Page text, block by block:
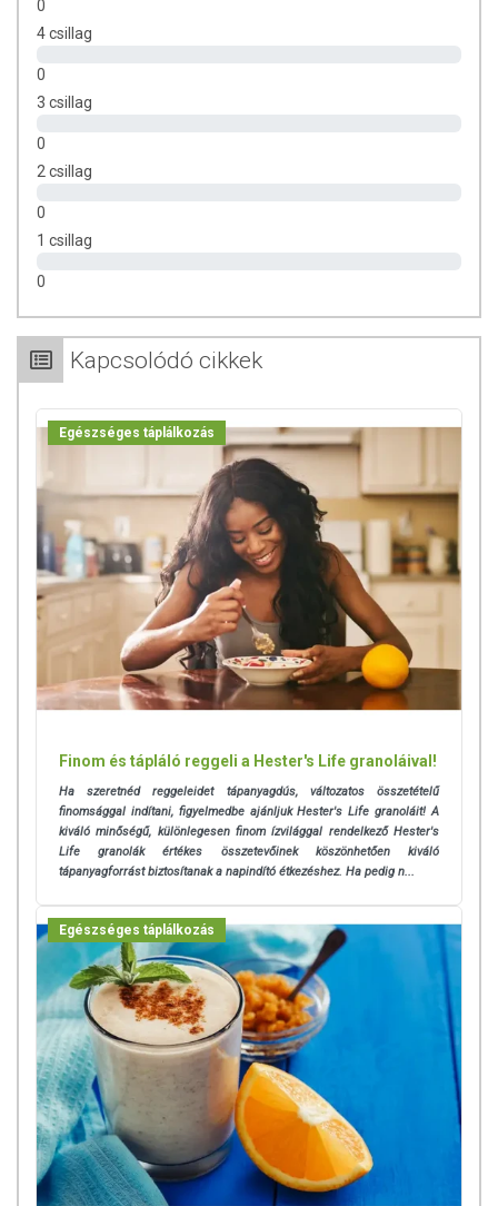
0
4 csillag
0
3 csillag
0
2 csillag
0
1 csillag
0
Kapcsolódó cikkek
Egészséges táplálkozás
Finom és tápláló reggeli a Hester's Life granoláival!
Ha szeretnéd reggeleidet tápanyagdús, változatos összetételű
finomsággal indítani, figyelmedbe ajánljuk Hester's Life granoláit! A
kiváló minőségű, különlegesen finom ízvilággal rendelkező Hester's
Life granolák értékes összetevőinek köszönhetően kiváló
tápanyagforrást biztosítanak a napindító étkezéshez. Ha pedig n...
Egészséges táplálkozás